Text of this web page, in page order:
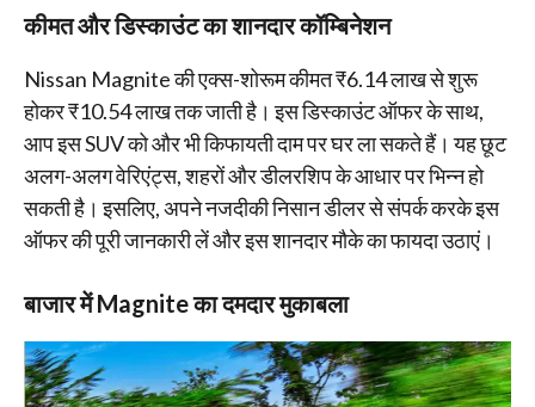
कीमत और डिस्काउंट का शानदार कॉम्बिनेशन
Nissan Magnite की एक्स-शोरूम कीमत ₹6.14 लाख से शुरू
होकर ₹10.54 लाख तक जाती है। इस डिस्काउंट ऑफर के साथ,
आप इस SUV को और भी किफायती दाम पर घर ला सकते हैं। यह छूट
अलग-अलग वेरिएंट्स, शहरों और डीलरशिप के आधार पर भिन्न हो
सकती है। इसलिए, अपने नजदीकी निसान डीलर से संपर्क करके इस
ऑफर की पूरी जानकारी लें और इस शानदार मौके का फायदा उठाएं।
बाजार में Magnite का दमदार मुकाबला